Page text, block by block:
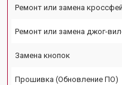
Ремонт или замена
Ремонт или замена джог-
Замена кнопок
Прошивка (Обновление ПО)